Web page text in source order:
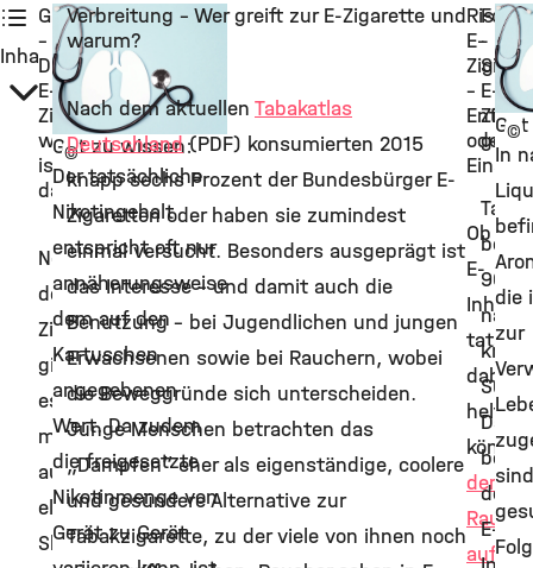
Inhalt:
Grundlagen
–
Die
E-
Zigarette,
was
ist
das?
Neben
der
Zigarette
gibt
es
mittlerweile
auch
elektrische
Shishas,
Gut zu wissen:
Der tatsächliche
Nikotingehalt
entspricht oft nur
annäherungsweise
dem auf den
Kartuschen
angegebenen
Wert. Da zudem
die freigesetzte
Nikotinmenge von
Gerät zu Gerät
©
Verbreitung - Wer greift zur E-Zigarette und
warum?
Nach dem aktuellen Tabakatlas
Deutschland(PDF) konsumierten 2015
knapp sechs Prozent der Bundesbürger E-
Zigaretten oder haben sie zumindest
einmal versucht. Besonders ausgeprägt ist
das Interesse – und damit auch die
Benutzung - bei Jugendlichen und jungen
Erwachsenen sowie bei Rauchern, wobei
die Beweggründe sich unterscheiden.
Junge Menschen betrachten das
„Dampfen“ eher als eigenständige, coolere
und gesündere Alternative zur
Tabakzigarette, zu der viele von ihnen noch
E-
–
oder
Ob
E-
dabei
helfen
dem
-
Sind
E-
90
Da
bei
den
E-
In
die
zur
©